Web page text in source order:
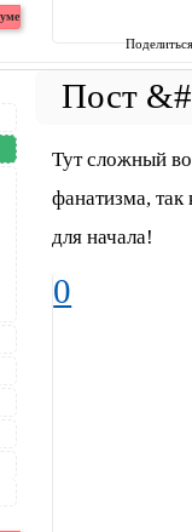
Тут сложный
фанатизма, так
для начала!
0